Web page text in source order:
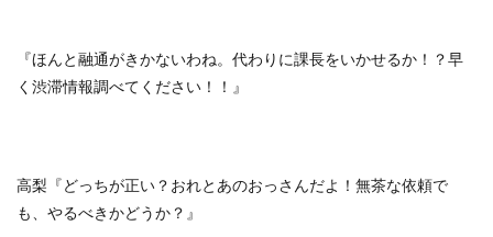
『ほんと融通がきかないわね。代わりに課長をいかせるか！？早
く渋滞情報調べてください！！』
高梨『どっちが正い？おれとあのおっさんだよ！無茶な依頼で
も、やるべきかどうか？』